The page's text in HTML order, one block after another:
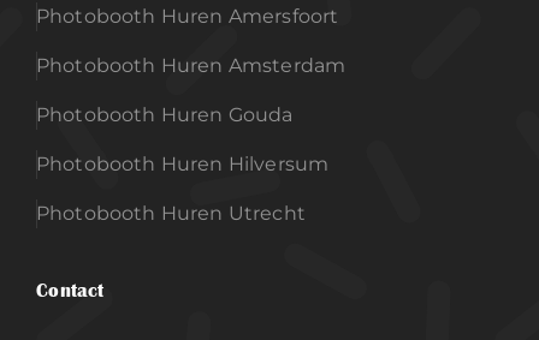
Photobooth Huren Amersfoort
Photobooth Huren Amsterdam
Photobooth Huren Gouda
Photobooth Huren Hilversum
Photobooth Huren Utrecht
Contact